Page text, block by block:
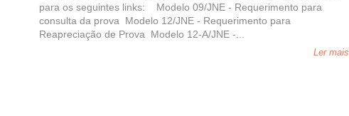
para os seguintes links: Modelo 09/JNE - Requerimento para
consulta da prova Modelo 12/JNE - Requerimento para
Reapreciação de Prova Modelo 12-A/JNE -...
Ler mais